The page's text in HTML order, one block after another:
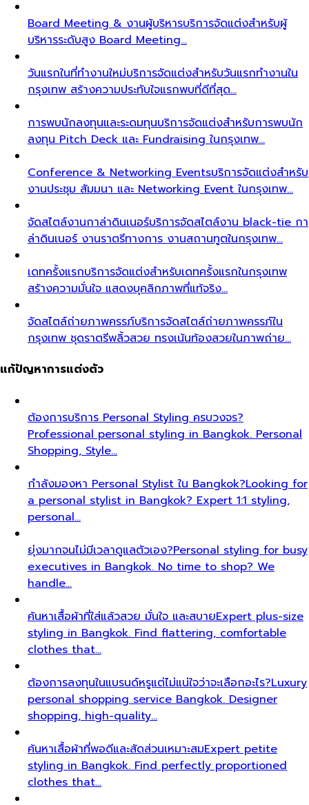
Board Meeting & งานผู้บริหารบริการจัดแต่งสำหรับผู้
บริหารระดับสูง Board Meeting…
วันแรกในที่ทำงานใหม่บริการจัดแต่งสำหรับวันแรกทำงานใน
กรุงเทพ สร้างความประทับใจแรกพบที่ดีที่สุด…
การพบนักลงทุนและระดมทุนบริการจัดแต่งสำหรับการพบนัก
ลงทุน Pitch Deck และ Fundraising ในกรุงเทพ…
Conference & Networking Eventsบริการจัดแต่งสำหรับ
งานประชุม สัมมนา และ Networking Event ในกรุงเทพ…
จัดสไตล์งานกาล่าดินเนอร์บริการจัดสไตล์งาน black-tie กา
ล่าดินเนอร์ งานราตรีทางการ งานสถานทูตในกรุงเทพ…
เดทครั้งแรกบริการจัดแต่งสำหรับเดทครั้งแรกในกรุงเทพ
สร้างความมั่นใจ แสดงบุคลิกภาพที่แท้จริง…
จัดสไตล์ถ่ายภาพครรภ์บริการจัดสไตล์ถ่ายภาพครรภ์ใน
กรุงเทพ ชุดราตรีพลิ้วสวย ทรงเน้นท้องสวยในภาพถ่าย…
แก้ปัญหาการแต่งตัว
ต้องการบริการ Personal Styling ครบวงจร?
Professional personal styling in Bangkok. Personal
Shopping, Style…
กำลังมองหา Personal Stylist ใน Bangkok?Looking for
a personal stylist in Bangkok? Expert 1:1 styling,
personal…
ยุ่งมากจนไม่มีเวลาดูแลตัวเอง?Personal styling for busy
executives in Bangkok. No time to shop? We
handle…
ค้นหาเสื้อผ้าที่ใส่แล้วสวย มั่นใจ และสบายExpert plus-size
styling in Bangkok. Find flattering, comfortable
clothes that…
ต้องการลงทุนในแบรนด์หรูแต่ไม่แน่ใจว่าจะเลือกอะไร?Luxury
personal shopping service Bangkok. Designer
shopping, high-quality…
ค้นหาเสื้อผ้าที่พอดีและสัดส่วนเหมาะสมExpert petite
styling in Bangkok. Find perfectly proportioned
clothes that…